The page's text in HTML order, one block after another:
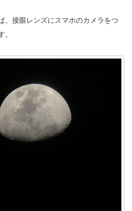
、接眼レンズにスマホのカメラをつ
。